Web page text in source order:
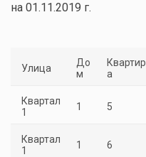
на 01.11.2019 г.
Улица
До
м
Квартир
а
Квартал
1
1 5
Квартал
1
1 6